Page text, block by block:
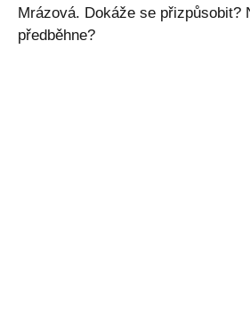
Mrázová. Dokáže se přizpůsobit?
předběhne?